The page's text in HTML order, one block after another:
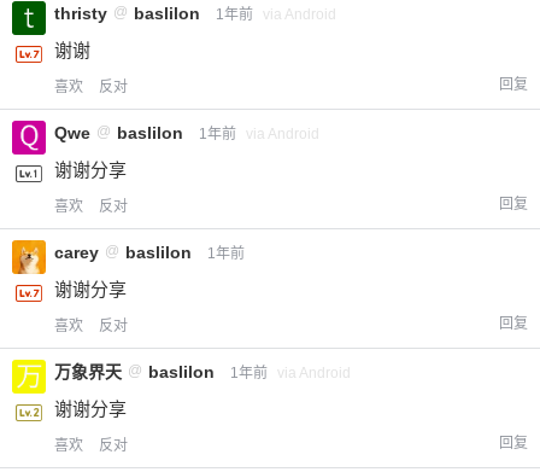
thristy @ baslilon 1年前 via Android
谢谢
喜欢 反对 回复
Qwe @ baslilon 1年前 via Android
谢谢分享
喜欢 反对 回复
carey @ baslilon 1年前
谢谢分享
喜欢 反对 回复
万象界天 @ baslilon 1年前 via Android
谢谢分享
喜欢 反对 回复